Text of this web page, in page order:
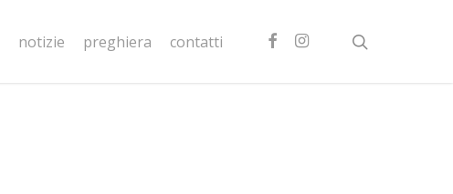
notizie preghiera contatti facebookinstagram